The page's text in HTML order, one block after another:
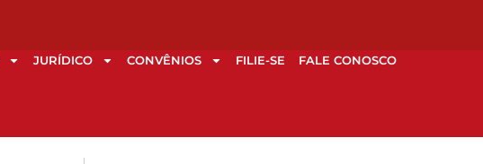
JURÍDICO CONVÊNIOS FILIE-SE FALE CONOSCO